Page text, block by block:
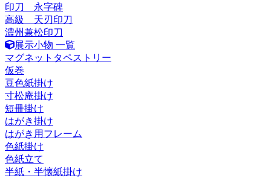
印刀 永字碑
高級 天刃印刀
濃州兼松印刀
展示小物 一覧
マグネットタペストリー
仮巻
豆色紙掛け
寸松庵掛け
短冊掛け
はがき掛け
はがき用フレーム
色紙掛け
色紙立て
半紙・半懐紙掛け